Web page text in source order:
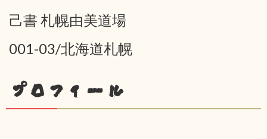
己書 札幌由美道場
001-03/北海道札幌
プロフィール